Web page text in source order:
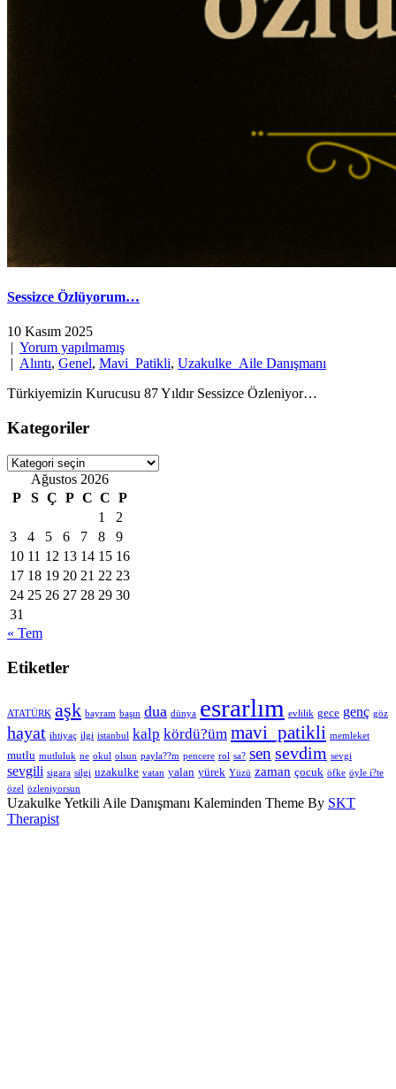
Sessizce Özlüyorum…
10 Kasım 2025
| Yorum yapılmamış
| Alıntı, Genel, Mavi_Patikli, Uzakulke_Aile Danışmanı
Türkiyemizin Kurucusu 87 Yıldır Sessizce Özleniyor…
Kategoriler
Kategoriler
Ağustos 2026
P
S Ç P C C P
1
2
3
4 5 6 7 8
9
10 11 12 13 14 15 16
17 18 19 20 21 22 23
24 25 26 27 28 29 30
31
« Tem
Etiketler
ATATÜRK aşk bayram başın dua dünya esrarlım evlilik gece genç göz
hayat ihtiyaç ilgi istanbul kalp kördü?üm mavi_patikli memleket
mutlu mutluluk ne okul olsun payla??m pencere rol sa? sensevdim sevgi
sevgili sigara silgi uzakulke vatan yalan yürek Yüzü zaman çocuk öfke öyle i?te
özel özleniyorsun
Uzakulke Yetkili Aile Danışmanı Kaleminden Theme By SKT
Therapist